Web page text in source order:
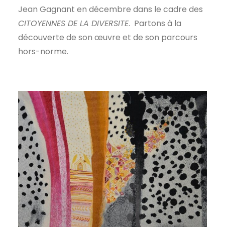
Jean Gagnant en décembre dans le cadre des
CITOYENNES DE LA DIVERSITE. Partons à la
découverte de son œuvre et de son parcours
hors-norme.